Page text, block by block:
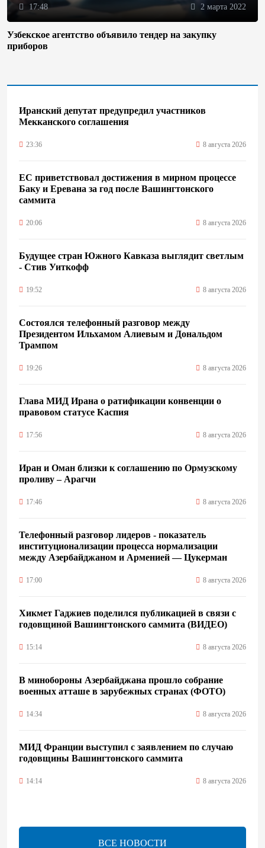
17:48 2 марта 2022
Узбекское агентство объявило тендер на закупку
приборов
Иранский депутат предупредил участников
Мекканского соглашения
23:36 8 августа 2026
ЕС приветствовал достижения в мирном процессе
Баку и Еревана за год после Вашингтонского
саммита
20:06 8 августа 2026
Будущее стран Южного Кавказа выглядит светлым
- Стив Уиткофф
19:52 8 августа 2026
Состоялся телефонный разговор между
Президентом Ильхамом Алиевым и Дональдом
Трампом
19:26 8 августа 2026
Глава МИД Ирана о ратификации конвенции о
правовом статусе Каспия
17:56 8 августа 2026
Иран и Оман близки к соглашению по Ормузскому
проливу – Арагчи
17:46 8 августа 2026
Телефонный разговор лидеров - показатель
институционализации процесса нормализации
между Азербайджаном и Арменией — Цукерман
17:00 8 августа 2026
Хикмет Гаджиев поделился публикацией в связи с
годовщиной Вашингтонского саммита (ВИДЕО)
15:14 8 августа 2026
В минобороны Азербайджана прошло собрание
военных атташе в зарубежных странах (ФОТО)
14:34 8 августа 2026
МИД Франции выступил с заявлением по случаю
годовщины Вашингтонского саммита
14:14 8 августа 2026
синхронизировали курс на мир
ВСЕ НОВОСТИ